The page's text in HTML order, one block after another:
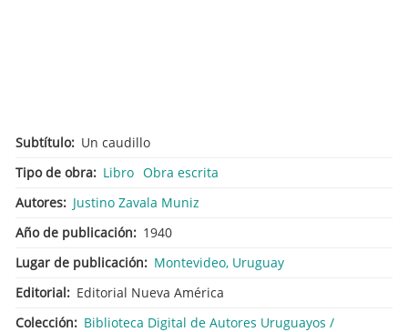
Subtítulo
Un caudillo
Tipo de obra
Libro Obra escrita
Autores
Justino Zavala Muniz
Año de publicación
1940
Lugar de publicación
Montevideo, Uruguay
Editorial
Editorial Nueva América
Colección
Biblioteca Digital de Autores Uruguayos /